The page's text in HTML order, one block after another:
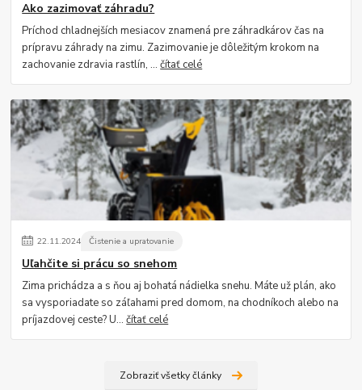
Ako zazimovať záhradu?
Príchod chladnejších mesiacov znamená pre záhradkárov čas na
prípravu záhrady na zimu. Zazimovanie je dôležitým krokom na
zachovanie zdravia rastlín, ...čítať celé
22.11.2024 Čistenie a upratovanie
Uľahčite si prácu so snehom
Zima prichádza a s ňou aj bohatá nádielka snehu. Máte už plán, ako
sa vysporiadate so záľahami pred domom, na chodníkoch alebo na
príjazdovej ceste? U...čítať celé
Zobraziť všetky články